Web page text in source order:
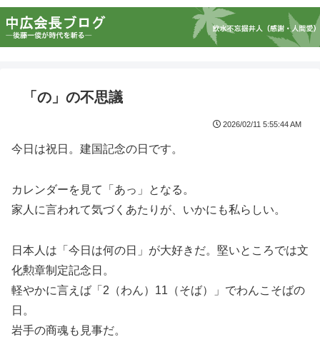
「の」の不思議
2026/02/11 5:55:44 AM
今日は祝日。建国記念の日です。
カレンダーを見て「あっ」となる。
家人に言われて気づくあたりが、いかにも私らしい。
日本人は「今日は何の日」が大好きだ。堅いところでは文
化勲章制定記念日。
軽やかに言えば「2（わん）11（そば）」でわんこそばの
日。
岩手の商魂も見事だ。